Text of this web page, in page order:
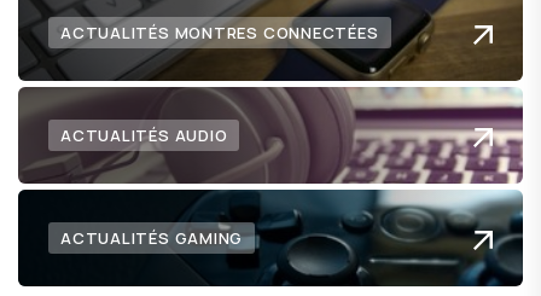
ACTUALITÉS MONTRES CONNECTÉES
ACTUALITÉS AUDIO
ACTUALITÉS GAMING